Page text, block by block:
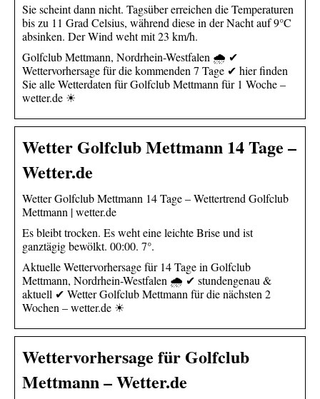
Sie scheint dann nicht. Tagsüber erreichen die Temperaturen
bis zu 11 Grad Celsius, während diese in der Nacht auf 9°C
absinken. Der Wind weht mit 23 km/h.
Golfclub Mettmann, Nordrhein-Westfalen 🌧️ ✔
Wettervorhersage für die kommenden 7 Tage ✔ hier finden
Sie alle Wetterdaten für Golfclub Mettmann für 1 Woche –
wetter.de ☀
Wetter Golfclub Mettmann 14 Tage –
Wetter.de
Wetter Golfclub Mettmann 14 Tage – Wettertrend Golfclub
Mettmann | wetter.de
Es bleibt trocken. Es weht eine leichte Brise und ist
ganztägig bewölkt. 00:00. 7°.
Aktuelle Wettervorhersage für 14 Tage in Golfclub
Mettmann, Nordrhein-Westfalen 🌧️ ✔ stundengenau &
aktuell ✔ Wetter Golfclub Mettmann für die nächsten 2
Wochen – wetter.de ☀
Wettervorhersage für Golfclub
Mettmann – Wetter.de